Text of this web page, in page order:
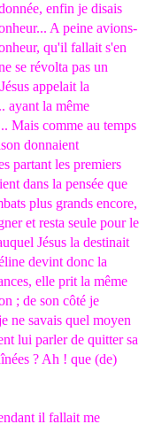
enfin je disais
A peine avions-
qu'il fallait s'en
se révolta pas un
appelait la
ayant la même
Mais comme au temps
donnaient
partant les premiers
dans la pensée que
plus grands encore,
et resta seule pour le
Jésus la destinait
devint donc la
elle prit la même
; de son côté je
ne savais quel moyen
lui parler de quitter sa
? Ah ! que (de)
il fallait me